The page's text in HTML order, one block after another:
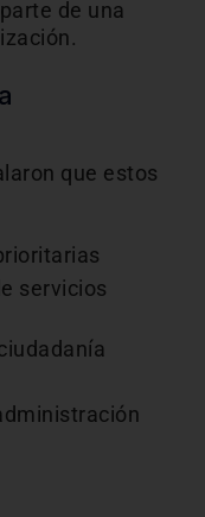
de una
que estos
servicios